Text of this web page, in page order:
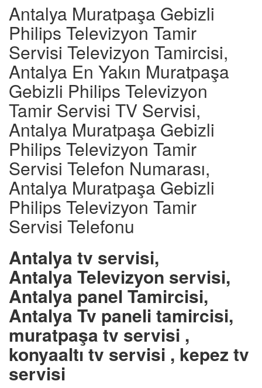
Antalya Muratpaşa Gebizli
Philips Televizyon Tamir
Servisi Televizyon Tamircisi,
Antalya En Yakın Muratpaşa
Gebizli Philips Televizyon
Tamir Servisi TV Servisi,
Antalya Muratpaşa Gebizli
Philips Televizyon Tamir
Servisi Telefon Numarası,
Antalya Muratpaşa Gebizli
Philips Televizyon Tamir
Servisi Telefonu
Antalya tv servisi,
Antalya Televizyon servisi,
Antalya panel Tamircisi,
Antalya Tv paneli tamircisi,
muratpaşa tv servisi ,
konyaaltı tv servisi , kepez tv
servisi